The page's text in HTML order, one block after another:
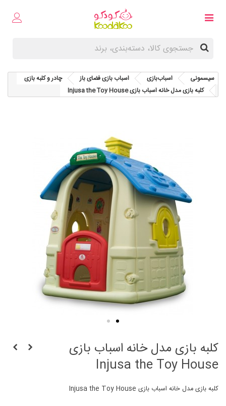
سیسمونی اسباب‌بازی اسباب بازی فضای باز
چادر و کلبه بازی
کلبه بازی مدل خانه اسباب بازی Injusa the Toy House
کلبه بازی مدل خانه اسباب بازی
Injusa the Toy House
کلبه بازی مدل خانه اسباب بازی Injusa the Toy House